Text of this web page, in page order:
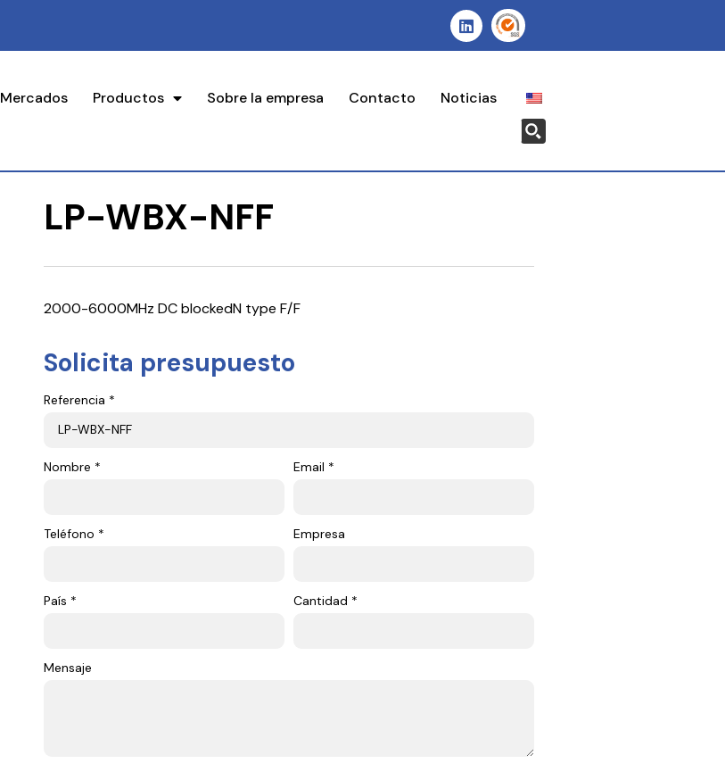
Mercados Productos Sobre la empresa Contacto Noticias
LP-WBX-NFF
2000-6000MHz DC blockedN type F/F
Solicita presupuesto
Referencia *
Nombre * Email *
Teléfono * Empresa
País * Cantidad *
Mensaje